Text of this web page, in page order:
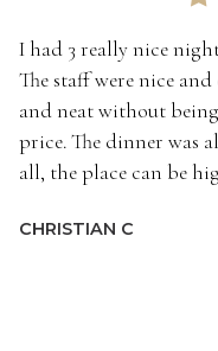
CHRISTIAN C
I had 3 really nice
The staff were nice
and neat without
price. The dinner was
all, the place can be